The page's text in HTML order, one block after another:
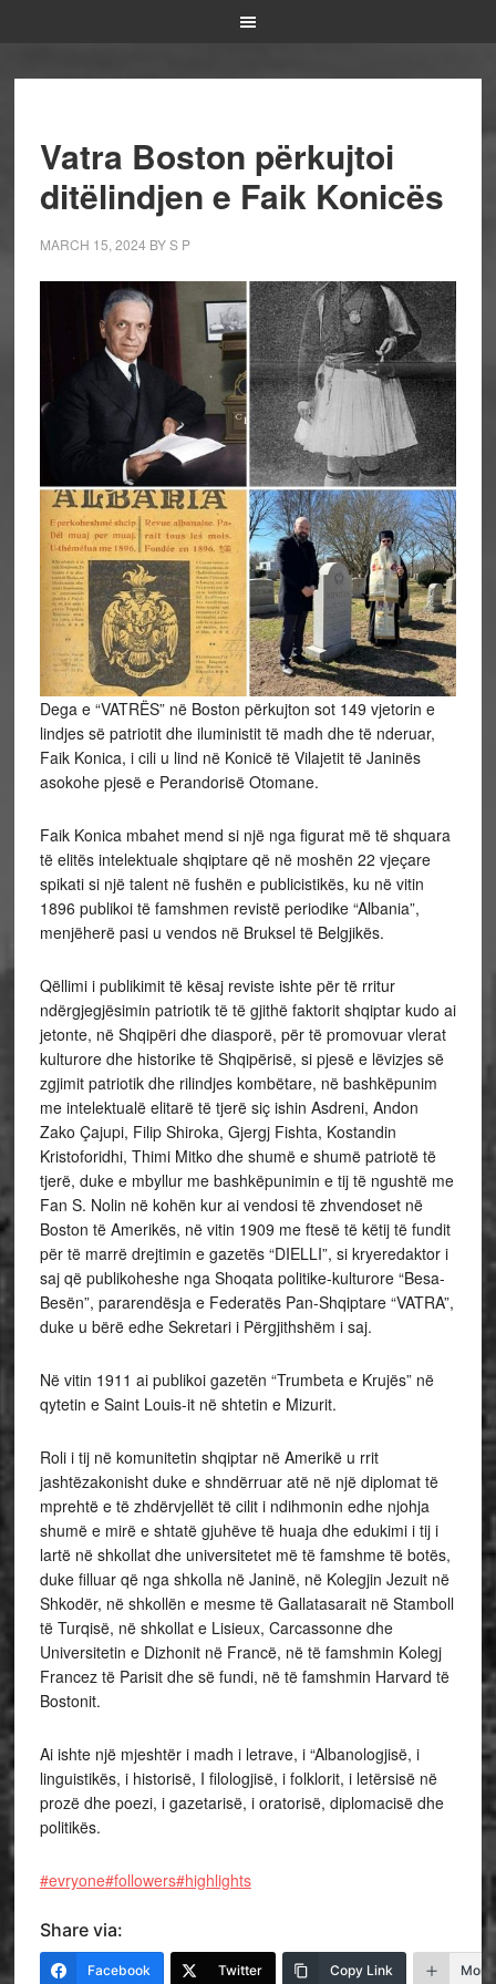
Vatra Boston përkujtoi
ditëlindjen e Faik Konicës
MARCH 15, 2024 BYS P
Dega e “VATRËS” në Boston përkujton sot 149 vjetorin e
lindjes së patriotit dhe iluministit të madh dhe të nderuar,
Faik Konica, i cili u lind në Konicë të Vilajetit të Janinës
asokohe pjesë e Perandorisë Otomane.
Faik Konica mbahet mend si një nga figurat më të shquara
të elitës intelektuale shqiptare që në moshën 22 vjeçare
spikati si një talent në fushën e publicistikës, ku në vitin
1896 publikoi të famshmen revistë periodike “Albania”,
menjëherë pasi u vendos në Bruksel të Belgjikës.
Qëllimi i publikimit të kësaj reviste ishte për të rritur
ndërgjegjësimin patriotik të të gjithë faktorit shqiptar kudo ai
jetonte, në Shqipëri dhe diasporë, për të promovuar vlerat
kulturore dhe historike të Shqipërisë, si pjesë e lëvizjes së
zgjimit patriotik dhe rilindjes kombëtare, në bashkëpunim
me intelektualë elitarë të tjerë siç ishin Asdreni, Andon
Zako Çajupi, Filip Shiroka, Gjergj Fishta, Kostandin
Kristoforidhi, Thimi Mitko dhe shumë e shumë patriotë të
tjerë, duke e mbyllur me bashkëpunimin e tij të ngushtë me
Fan S. Nolin në kohën kur ai vendosi të zhvendoset në
Boston të Amerikës, në vitin 1909 me ftesë të këtij të fundit
për të marrë drejtimin e gazetës “DIELLI”, si kryeredaktor i
saj që publikoheshe nga Shoqata politike-kulturore “Besa-
Besën”, pararendësja e Federatës Pan-Shqiptare “VATRA”,
duke u bërë edhe Sekretari i Përgjithshëm i saj.
Në vitin 1911 ai publikoi gazetën “Trumbeta e Krujës” në
qytetin e Saint Louis-it në shtetin e Mizurit.
Roli i tij në komunitetin shqiptar në Amerikë u rrit
jashtëzakonisht duke e shndërruar atë në një diplomat të
mprehtë e të zhdërvjellët të cilit i ndihmonin edhe njohja
shumë e mirë e shtatë gjuhëve të huaja dhe edukimi i tij i
lartë në shkollat dhe universitetet më të famshme të botës,
duke filluar që nga shkolla në Janinë, në Kolegjin Jezuit në
Shkodër, në shkollën e mesme të Gallatasarait në Stamboll
të Turqisë, në shkollat e Lisieux, Carcassonne dhe
Universitetin e Dizhonit në Francë, në të famshmin Kolegj
Francez të Parisit dhe së fundi, në të famshmin Harvard të
Bostonit.
Ai ishte një mjeshtër i madh i letrave, i “Albanologjisë, i
linguistikës, i historisë, I filologjisë, i folklorit, i letërsisë në
prozë dhe poezi, i gazetarisë, i oratorisë, diplomacisë dhe
politikës.
#evryone#followers#highlights
Share via:
Facebook Twitter Copy Link More